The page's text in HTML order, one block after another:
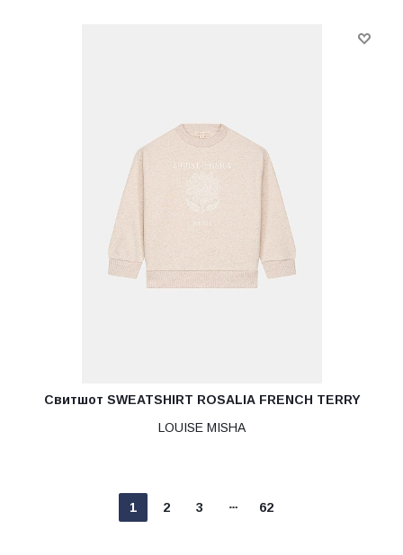
Свитшот SWEATSHIRT ROSALIA FRENCH TERRY
LOUISE MISHA
1 2 3 62